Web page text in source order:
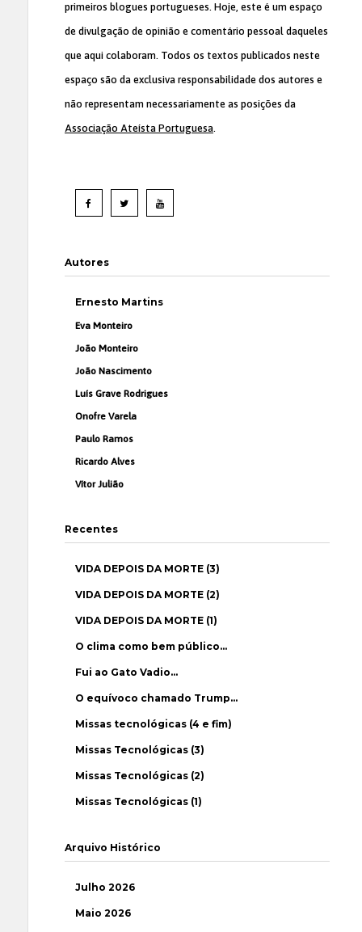
primeiros blogues portugueses. Hoje, este é um espaço
de divulgação de opinião e comentário pessoal daqueles
que aqui colaboram. Todos os textos publicados neste
espaço são da exclusiva responsabilidade dos autores e
não representam necessariamente as posições da
Associação Ateísta Portuguesa.
Autores
Ernesto Martins
Eva Monteiro
João Monteiro
João Nascimento
Luís Grave Rodrigues
Onofre Varela
Paulo Ramos
Ricardo Alves
Vítor Julião
Recentes
VIDA DEPOIS DA MORTE (3)
VIDA DEPOIS DA MORTE (2)
VIDA DEPOIS DA MORTE (1)
O clima como bem público…
Fui ao Gato Vadio…
O equívoco chamado Trump…
Missas tecnológicas (4 e fim)
Missas Tecnológicas (3)
Missas Tecnológicas (2)
Missas Tecnológicas (1)
Arquivo Histórico
Julho 2026
Maio 2026